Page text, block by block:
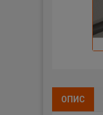
ОПИС